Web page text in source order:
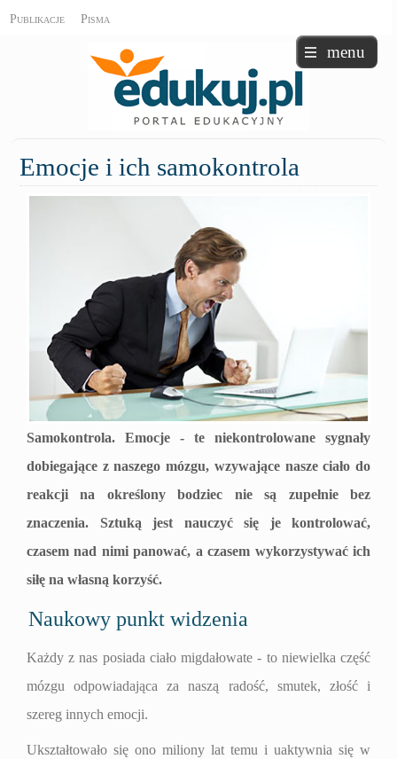
Publikacje Pisma
menu
Emocje i ich samokontrola
Samokontrola. Emocje - te niekontrolowane sygnały
dobiegające z naszego mózgu, wzywające nasze ciało do
reakcji na określony bodziec nie są zupełnie bez
znaczenia. Sztuką jest nauczyć się je kontrolować,
czasem nad nimi panować, a czasem wykorzystywać ich
siłę na własną korzyść.
Naukowy punkt widzenia
Każdy z nas posiada ciało migdałowate - to niewielka część
mózgu odpowiadająca za naszą radość, smutek, złość i
szereg innych emocji.
Ukształtowało się ono miliony lat temu i uaktywnia się w